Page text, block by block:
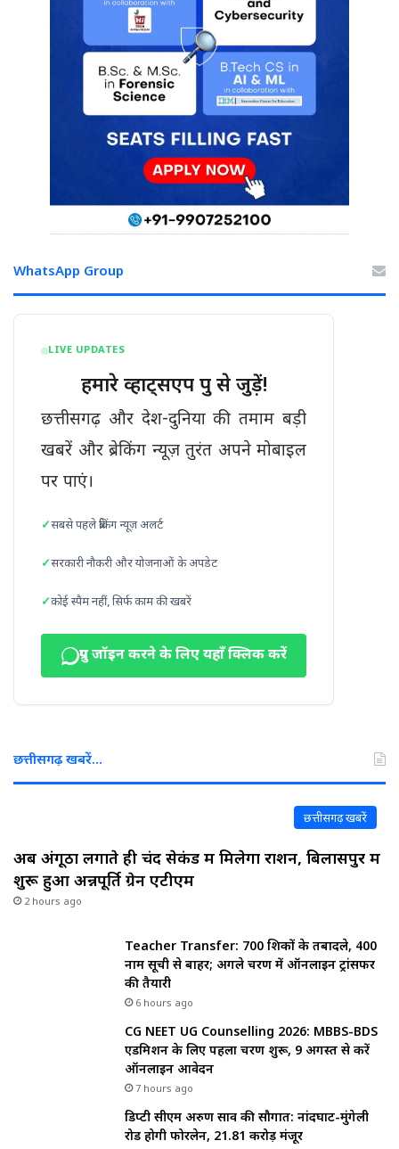
WhatsApp Group
LIVE UPDATES
हमारे व्हाट्सएप ग्रुप से जुड़ें!
छत्तीसगढ़ और देश-दुनिया की तमाम बड़ी
खबरें और ब्रेकिंग न्यूज़ तुरंत अपने मोबाइल
पर पाएं।
सबसे पहले ब्रेकिंग न्यूज़ अलर्ट
सरकारी नौकरी और योजनाओं के अपडेट
कोई स्पैम नहीं, सिर्फ काम की खबरें
ग्रुप जॉइन करने के लिए यहाँ क्लिक करें
छत्तीसगढ़ खबरें…
छत्तीसगढ़ खबरें
अब अंगूठा लगाते ही चंद सेकंड में मिलेगा राशन, बिलासपुर में
शुरू हुआ अन्नपूर्ति ग्रेन एटीएम
2 hours ago
Teacher Transfer: 700 शिक्षकों के तबादले, 400
नाम सूची से बाहर; अगले चरण में ऑनलाइन ट्रांसफर
की तैयारी
6 hours ago
CG NEET UG Counselling 2026: MBBS-BDS
एडमिशन के लिए पहला चरण शुरू, 9 अगस्त से करें
ऑनलाइन आवेदन
7 hours ago
डिप्टी सीएम अरुण साव की सौगात: नांदघाट-मुंगेली
रोड होगी फोरलेन, ₹21.81 करोड़ मंजूर